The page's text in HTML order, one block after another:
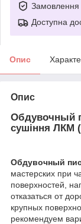
Замовлення
Доступна
Опис
Опис
Обдувочный
сушіння ЛКМ
Обдувочный
мастерских при
поверхностей,
отказаться от
крупных
рекомендуем